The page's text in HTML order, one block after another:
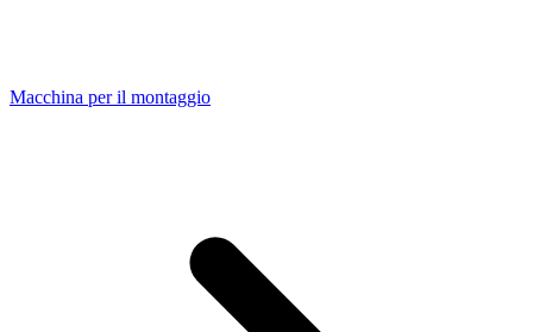
Macchina per il montaggio